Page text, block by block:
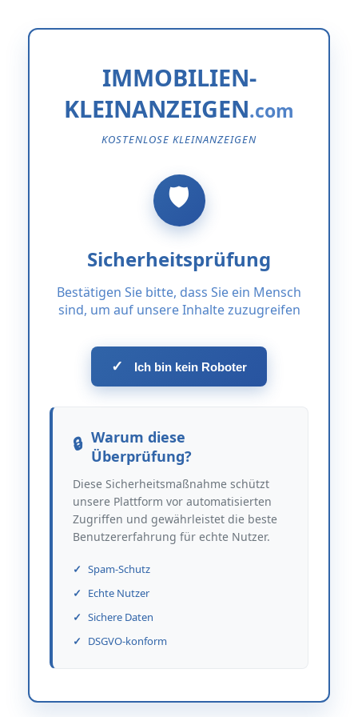
IMMOBILIEN-
KLEINANZEIGEN
KOSTENLOSE KLEINANZEIGEN
Sicherheitsprüfung
Bestätigen Sie bitte, dass Sie ein Mensch
sind, um auf unsere Inhalte zuzugreifen
✓ Ich bin kein Roboter
Warum diese
Überprüfung?
Diese Sicherheitsmaßnahme schützt
unsere Plattform vor automatisierten
Zugriffen und gewährleistet die beste
Benutzererfahrung für echte Nutzer.
Spam-Schutz
Echte Nutzer
Sichere Daten
DSGVO-konform